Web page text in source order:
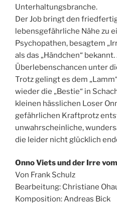
Unterhaltungsbranche.
Der Job bringt den
lebensgefährliche Nähe zu
Psychopathen, besagtem
als das „Händchen“
Überlebenschancen unter
Trotz gelingt es dem
wieder die „Bestie“ in
kleinen hässlichen Loser
gefährlichen Kraftprotz
unwahrscheinliche,
die leider nicht glücklich
Onno Viets und der Irre
Von Frank Schulz
Bearbeitung: Christiane
Komposition: Andreas Bick